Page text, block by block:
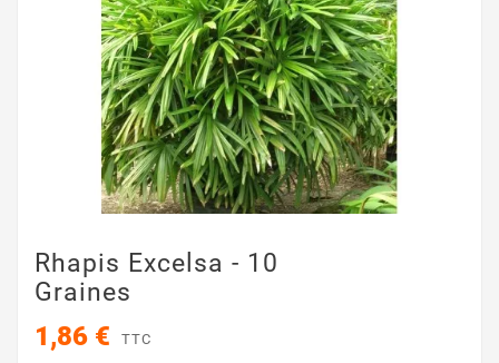
Rhapis Excelsa - 10
Graines
1,86 €
TTC